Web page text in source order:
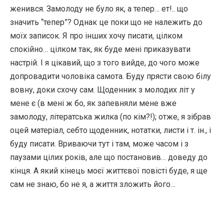
женився. Замолоду не було як, а тепер… ет!.. що
значить “тепер”? Однак це поки що не належить до
моїх записок. Я про інших хочу писати, цілком
спокійно… цілком так, як буде мені приказувати
настрій. І я цікавий, що з того вийде, до чого може
допровадити чоловіка самота. Буду прясти свою білу
вовну, доки схочу сам. Щоденник з молодих літ у
мене є (в мені ж бо, як запевняли мене вже
замолоду, літератська жилка (по кім?!); отже, я зібрав
оцей матеріал, себто щоденник, нотатки, листи і т. ін., і
буду писати. Вриваючи тут і там, може часом і з
паузами цілих років, але що постановив… доведу до
кінця. А який кінець моєї життєвої повісті буде, я ще
сам не знаю, бо не я, а життя зложить його…